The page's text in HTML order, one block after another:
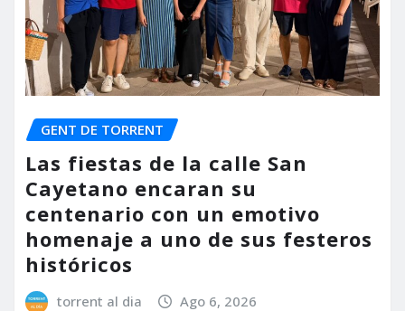
GENT DE TORRENT
Las fiestas de la calle San
Cayetano encaran su
centenario con un emotivo
homenaje a uno de sus festeros
históricos
torrent al dia Ago 6, 2026